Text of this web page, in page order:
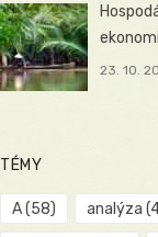
23. 10.
TÉMY
A(58) analýza